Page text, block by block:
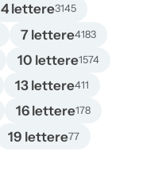
4 lettere3145
7 lettere4183
10 lettere1574
13 lettere411
16 lettere178
19 lettere77